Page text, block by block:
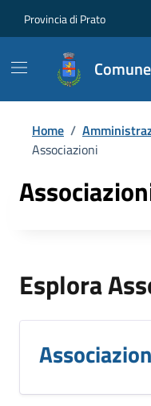
Provincia di Prato
Home /
Associazioni
Esplora